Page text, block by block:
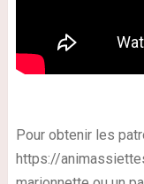
Pour obtenir les
https://